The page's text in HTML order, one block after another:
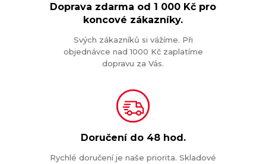
Doprava zdarma od 1 000 Kč pro
koncové zákazníky.
Svých zákazníků si vážíme. Při
objednávce nad 1000 Kč zaplatíme
dopravu za Vás.
Doručení do 48 hod.
Rychlé doručení je naše priorita. Skladové